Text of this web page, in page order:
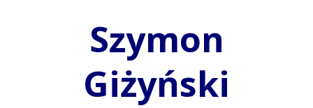
Szymon
Giżyński